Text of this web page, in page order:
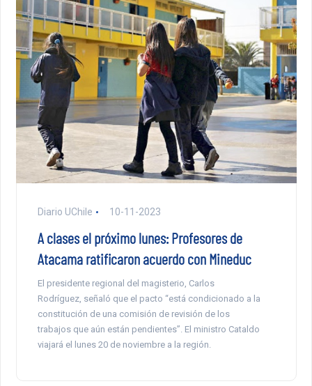
Diario UChile 10-11-2023
A clases el próximo lunes: Profesores de
Atacama ratificaron acuerdo con Mineduc
El presidente regional del magisterio, Carlos
Rodríguez, señaló que el pacto “está condicionado a la
constitución de una comisión de revisión de los
trabajos que aún están pendientes”. El ministro Cataldo
viajará el lunes 20 de noviembre a la región.